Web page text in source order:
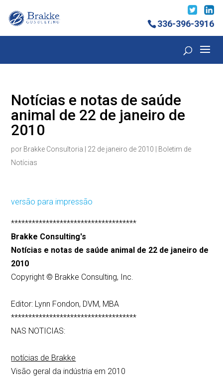
336-396-3916
Notícias e notas de saúde
animal de 22 de janeiro de
2010
por Brakke Consultoria 22 de janeiro de 2010
Boletim de
Notícias
versão para impressão
************************************
Brakke Consulting's
Notícias e notas de saúde animal de 22 de janeiro de
2010
Copyright © Brakke Consulting, Inc.
Editor: Lynn Fondon, DVM, MBA
************************************
NAS NOTICIAS:
notícias de Brakke
Visão geral da indústria em 2010